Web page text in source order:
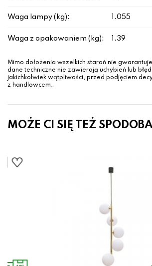
Waga lampy (kg): 1.055
Waga z opakowaniem (kg): 1.39
Mimo dołożenia wszelkich starań nie
dane techniczne nie zawierają uchybień lub
jakichkolwiek wątpliwości, przed podjęciem
z handlowcem.
MOŻE CI SIĘ TEŻ